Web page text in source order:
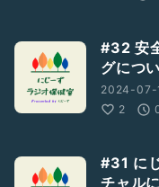
#32 安
グにつ
2024-07-
2
#31 に
チャル